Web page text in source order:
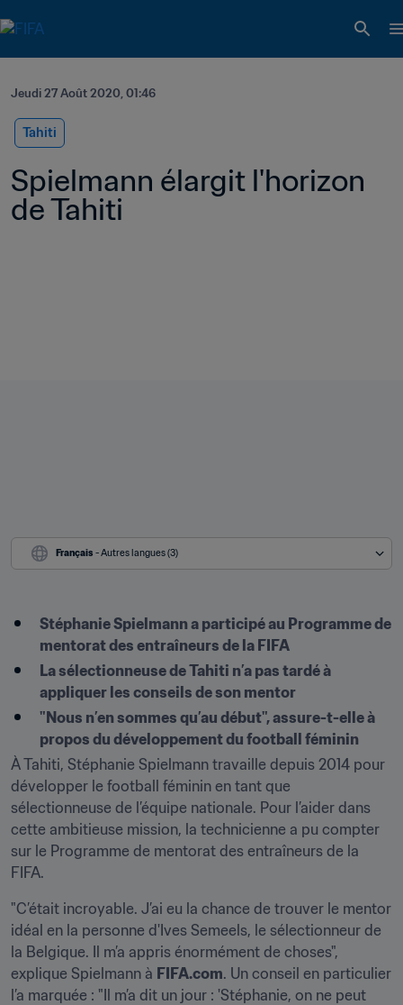
Jeudi 27 Août 2020, 01:46
Tahiti
Spielmann élargit l'horizon
de Tahiti
Français - Autres langues (3)
Stéphanie Spielmann a participé au Programme de
mentorat des entraîneurs de la FIFA
La sélectionneuse de Tahiti n’a pas tardé à
appliquer les conseils de son mentor
"Nous n’en sommes qu’au début", assure-t-elle à
propos du développement du football féminin
À Tahiti, Stéphanie Spielmann travaille depuis 2014 pour
développer le football féminin en tant que
sélectionneuse de l’équipe nationale. Pour l’aider dans
cette ambitieuse mission, la technicienne a pu compter
sur le Programme de mentorat des entraîneurs de la
FIFA.
"C’était incroyable. J’ai eu la chance de trouver le mentor
idéal en la personne d'Ives Semeels, le sélectionneur de
la Belgique. Il m’a appris énormément de choses",
explique Spielmann à FIFA.com. Un conseil en particulier
l’a marquée : "Il m’a dit un jour : 'Stéphanie, on ne peut